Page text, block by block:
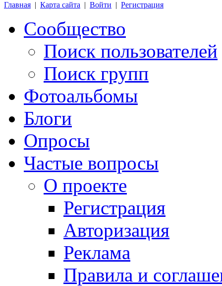
Главная | Карта сайта | Войти | Регистрация
Сообщество
Поиск пользователей
Поиск групп
Фотоальбомы
Блоги
Опросы
Частые вопросы
О проекте
Регистрация
Авторизация
Реклама
Правила и